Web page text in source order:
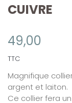
CUIVRE
49,00
TTC
Magnifique
argent et laiton.
Ce collier fera